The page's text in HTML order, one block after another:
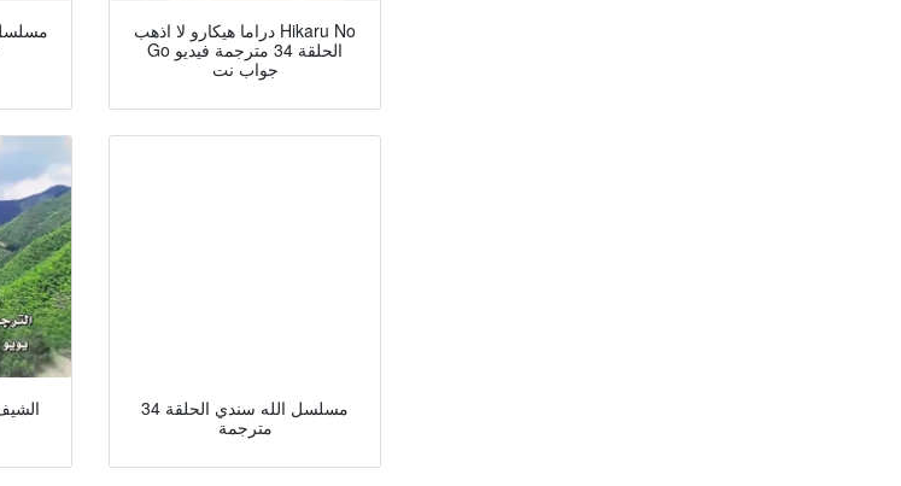
دراما هيكارو لا اذهب Hikaru No
Go الحلقة 34 مترجمة فيديو
جواب نت
مسلسل الله سندي الحلقة 34
مترجمة